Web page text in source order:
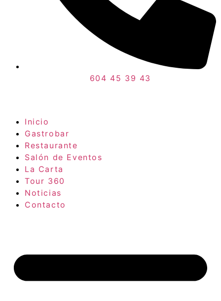
604 45 39 43
Inicio
Gastrobar
Restaurante
Salón de Eventos
La Carta
Tour 360
Noticias
Contacto